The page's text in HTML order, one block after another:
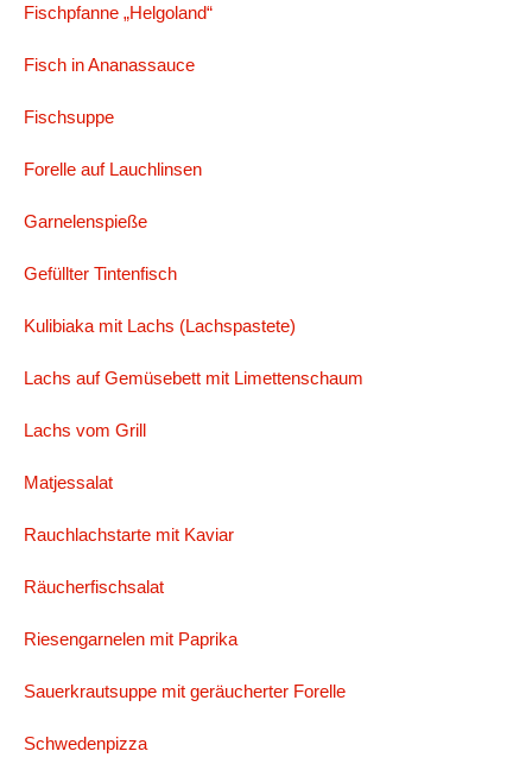
Fischpfanne „Helgoland“
Fisch in Ananassauce
Fischsuppe
Forelle auf Lauchlinsen
Garnelenspieße
Gefüllter Tintenfisch
Kulibiaka mit Lachs (Lachspastete)
Lachs auf Gemüsebett mit Limettenschaum
Lachs vom Grill
Matjessalat
Rauchlachstarte mit Kaviar
Räucherfischsalat
Riesengarnelen mit Paprika
Sauerkrautsuppe mit geräucherter Forelle
Schwedenpizza